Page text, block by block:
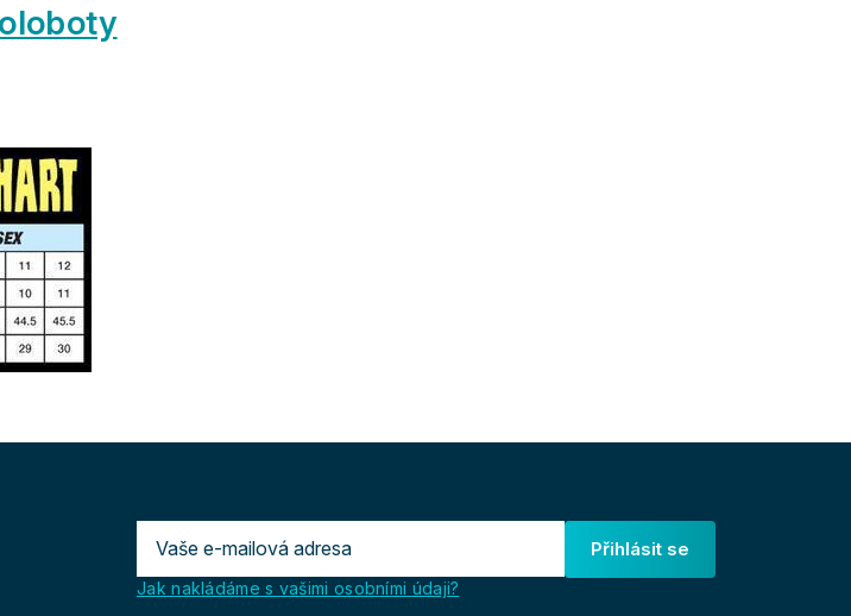
Přihlásit se
Jak nakládáme s vašimi osobními údaji?